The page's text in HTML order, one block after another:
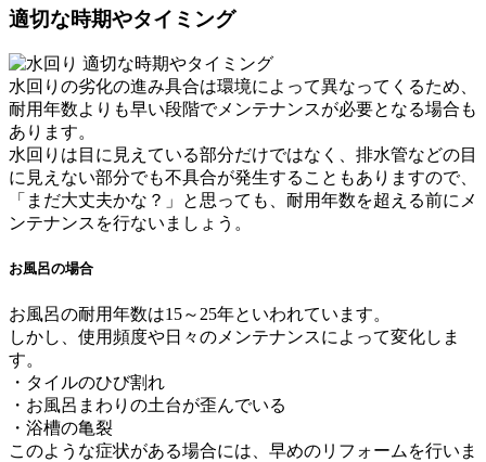
適切な時期やタイミング
水回りの劣化の進み具合は環境によって異なってくるため、
耐用年数よりも早い段階でメンテナンスが必要となる場合も
あります。
水回りは目に見えている部分だけではなく、排水管などの目
に見えない部分でも不具合が発生することもありますので、
「まだ大丈夫かな？」と思っても、耐用年数を超える前にメ
ンテナンスを行ないましょう。
お風呂の場合
お風呂の耐用年数は15～25年といわれています。
しかし、使用頻度や日々のメンテナンスによって変化しま
す。
・タイルのひび割れ
・お風呂まわりの土台が歪んでいる
・浴槽の亀裂
このような症状がある場合には、早めのリフォームを行いま